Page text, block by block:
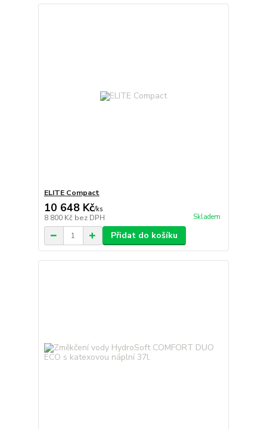
ELITE Compact
10 648 Kč/ks
8 800 Kč bez DPH Skladem
Přidat do košíku